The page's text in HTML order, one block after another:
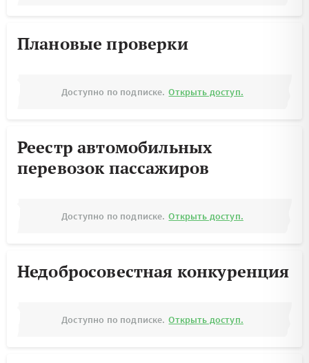
Плановые проверки
Доступно по подписке. Открыть доступ.
Реестр автомобильных
перевозок пассажиров
Доступно по подписке. Открыть доступ.
Недобросовестная конкуренция
Доступно по подписке. Открыть доступ.